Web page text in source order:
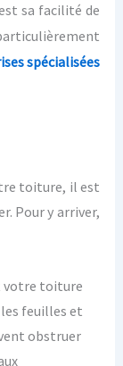
sa facilité de
spécialisées
toiture, il est
Pour y arriver,
votre toiture
feuilles et
obstruer